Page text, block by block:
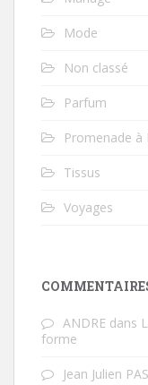
Mode
Non classé
Parfum
Promenade à
Tissus
Voyages
ANDRE dans
forme
Jean Julien